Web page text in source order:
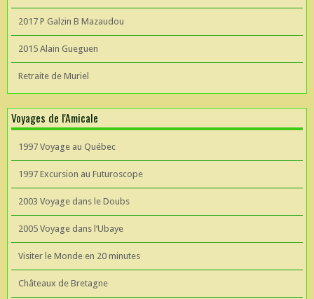
2017 P Galzin B Mazaudou
2015 Alain Gueguen
Retraite de Muriel
Voyages de l'Amicale
1997 Voyage au Québec
1997 Excursion au Futuroscope
2003 Voyage dans le Doubs
2005 Voyage dans l’Ubaye
Visiter le Monde en 20 minutes
Châteaux de Bretagne